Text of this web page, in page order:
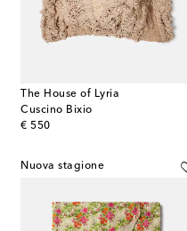
The House of Lyria
Cuscino Bixio
€ 550
original price
Nuova stagione